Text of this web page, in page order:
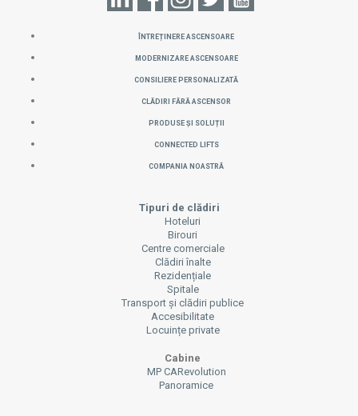
ÎNTREȚINERE ASCENSOARE
MODERNIZARE ASCENSOARE
CONSILIERE PERSONALIZATĂ
CLĂDIRI FĂRĂ ASCENSOR
PRODUSE ȘI SOLUȚII
CONNECTED LIFTS
COMPANIA NOASTRĂ
Tipuri de clădiri
Hoteluri
Birouri
Centre comerciale
Clădiri înalte
Rezidențiale
Spitale
Transport și clădiri publice
Accesibilitate
Locuințe private
Cabine
MP CARevolution
Panoramice